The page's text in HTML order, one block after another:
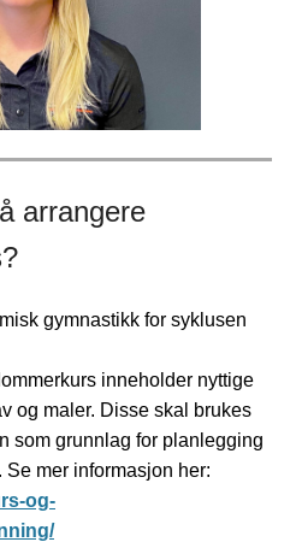
arrangere
gymnastikk for syklusen
inneholder nyttige
og maler. Disse skal brukes
som grunnlag for planlegging
mer informasjon her:
og-